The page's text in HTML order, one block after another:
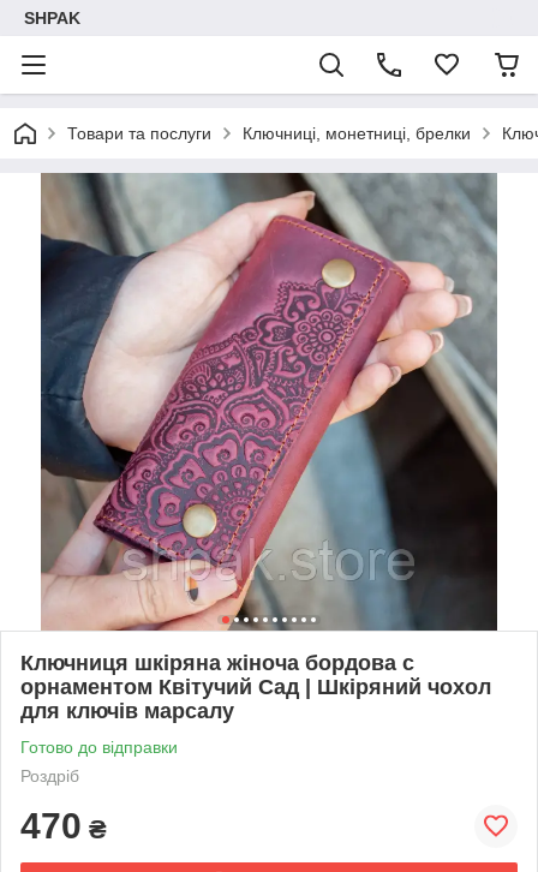
SHPAK
Товари та послуги Ключниці, монетниці, брелки
Ключниця шкіряна жіноча бордова с
орнаментом Квітучий Сад | Шкіряний чохол
для ключів марсалу
Готово до відправки
Роздріб
470 ₴